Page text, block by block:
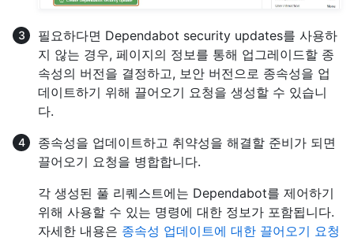
필요하다면 Dependabot security updates를 사용하
지 않는 경우, 페이지의 정보를 통해 업그레이드할 종
속성의 버전을 결정하고, 보안 버전으로 종속성을 업
데이트하기 위해 끌어오기 요청을 생성할 수 있습니
다.
종속성을 업데이트하고 취약성을 해결할 준비가 되면
끌어오기 요청을 병합합니다.
각 생성된 풀 리퀘스트에는 Dependabot를 제어하기
위해 사용할 수 있는 명령에 대한 정보가 포함됩니다.
자세한 내용은 종속성 업데이트에 대한 끌어오기 요청